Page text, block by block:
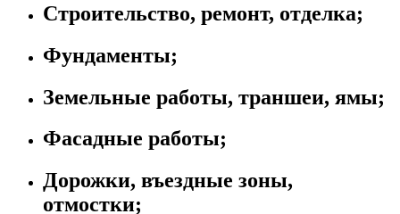
Строительство, ремонт, отделка;
Фундаменты;
Земельные работы, траншеи, ямы;
Фасадные работы;
Дорожки, въездные зоны,
отмостки;